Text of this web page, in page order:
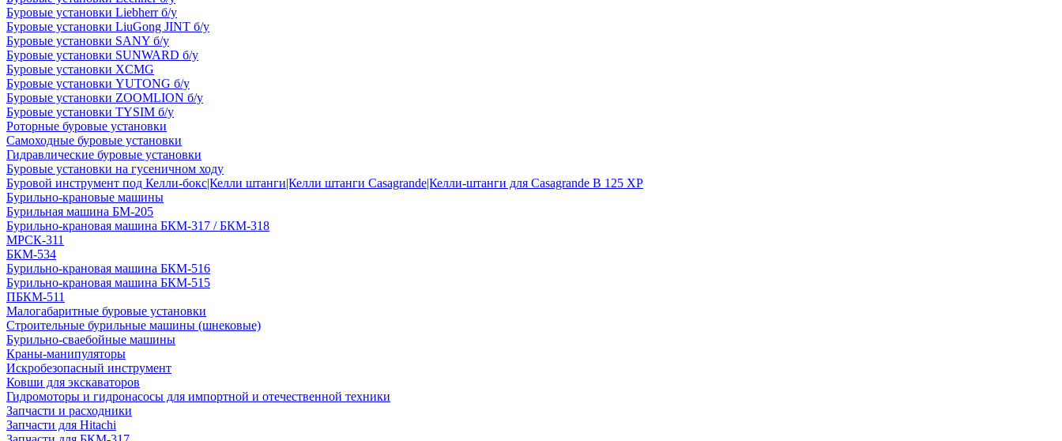
Буровые установки Liebherr б/у
Буровые установки LiuGong JINT б/у
Буровые установки SANY б/у
Буровые установки SUNWARD б/у
Буровые установки XCMG
Буровые установки YUTONG б/у
Буровые установки ZOOMLION б/у
Буровые установки TYSIM б/у
Роторные буровые установки
Самоходные буровые установки
Гидравлические буровые установки
Буровые установки на гусеничном ходу
Буровой инструмент под Келли-бокс|Келли штанги|Келли штанги Casagrande|Келли-штанги для Casagrande B 125 XP
Бурильно-крановые машины
Бурильная машина БМ-205
Бурильно-крановая машина БКМ-317 / БКМ-318
МРСК-311
БКМ-534
Бурильно-крановая машина БКМ-516
Бурильно-крановая машина БКМ-515
ПБКМ-511
Малогабаритные буровые установки
Строительные бурильные машины (шнековые)
Бурильно-сваебойные машины
Краны-манипуляторы
Искробезопасный инструмент
Ковши для экскаваторов
Гидромоторы и гидронасосы для импортной и отечественной техники
Запчасти и расходники
Запчасти для Hitachi